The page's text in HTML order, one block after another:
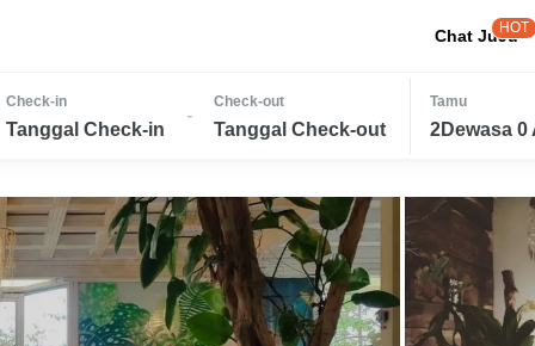
Chat JuJu
HOT
Check-in
Tanggal Check-in
-
Check-out
Tanggal Check-out
Tamu
2Dewasa 0